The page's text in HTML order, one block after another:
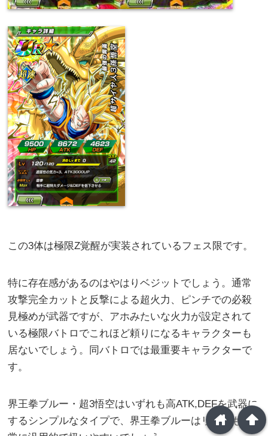
この3体は極限Z覚醒が実装されているフェス限です。
特に存在感があるのはやはりベジットでしょう。通常
攻撃完全カットと反撃による超火力、ピンチでの必殺
見極めが武器ですが、アホみたいな火力が設定されて
いる極限バトロでこれほど頼りになるキャラクターも
居ないでしょう。同バトロでは最重要キャラクターで
す。
界王拳ブルー・超3悟空はいずれも高ATK,DEFを武器に
するシンプルなタイプで、界王拳ブルーはリンクも非arrowup
home